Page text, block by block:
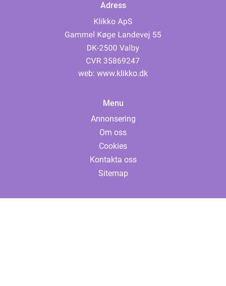
Adress
web: www.klikko.dk
Menu
Annonsering
Om oss
Cookies
Kontakta oss
Sitemap